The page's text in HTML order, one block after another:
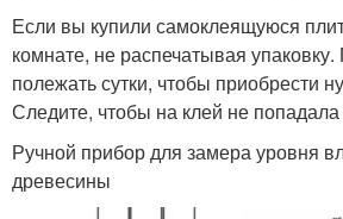
Если вы купили самоклеящуюся
комнате, не распечатывая
полежать сутки, чтобы приобрести
Следите, чтобы на клей не попадала
Ручной прибор для замера уровня
древесины